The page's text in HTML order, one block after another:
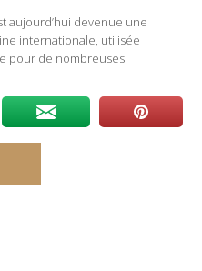
aujourd’hui devenue une
internationale, utilisée
pour de nombreuses